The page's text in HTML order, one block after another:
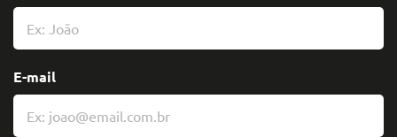
E-mail